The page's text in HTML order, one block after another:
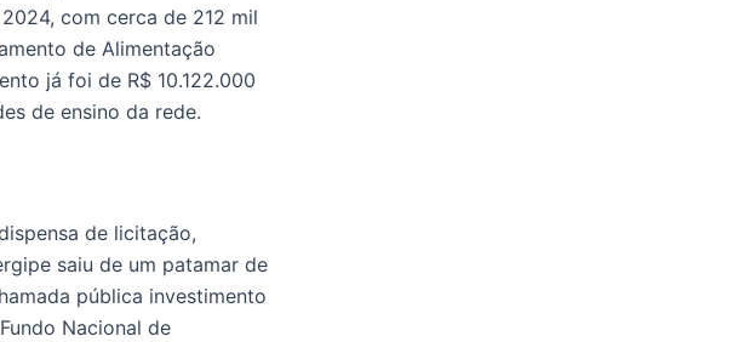
com cerca de 212 mil
de Alimentação
já foi de R$ 10.122.000
de ensino da rede.
de licitação,
saiu de um patamar de
pública investimento
Nacional de